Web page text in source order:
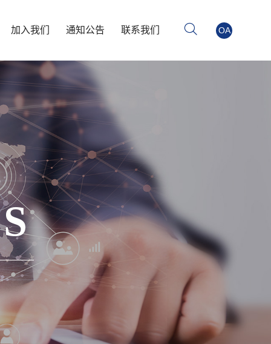
OA
加入我们 通知公告 联系我们